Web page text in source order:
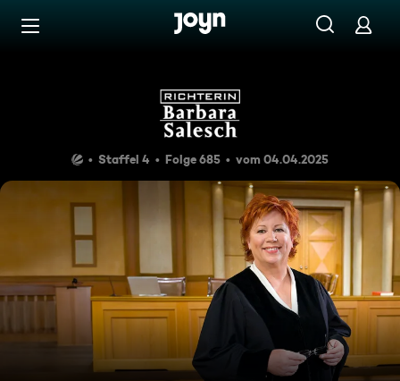
Zum Inhalt springen
Richterin Barbara Salesch
Staffel 4 Folge 685 vom 04.04.2025